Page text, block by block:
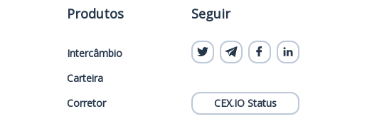
Produtos
Intercâmbio
Carteira
Corretor
Seguir
CEX.IO Status